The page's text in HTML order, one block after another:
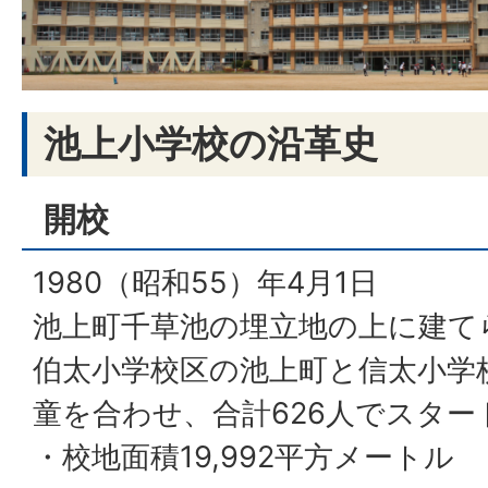
池上小学校の沿革史
開校
1980（昭和55）年4月1日
池上町千草池の埋立地の上に建
伯太小学校区の池上町と信太小
童を合わせ、合計626人でスター
・校地面積19,992平方メートル